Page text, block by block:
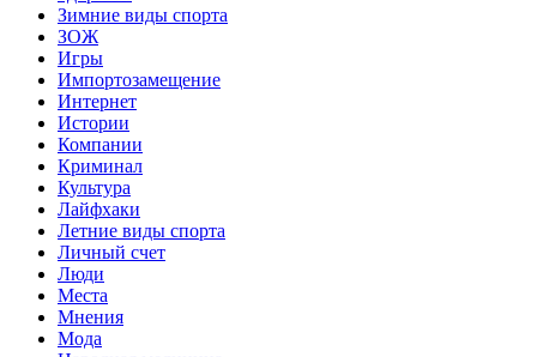
Зимние виды спорта
ЗОЖ
Игры
Импортозамещение
Интернет
Истории
Компании
Криминал
Культура
Лайфхаки
Летние виды спорта
Личный счет
Люди
Места
Мнения
Мода